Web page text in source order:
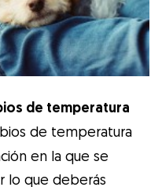
de temperatura
de temperatura
en la que se
lo que deberás